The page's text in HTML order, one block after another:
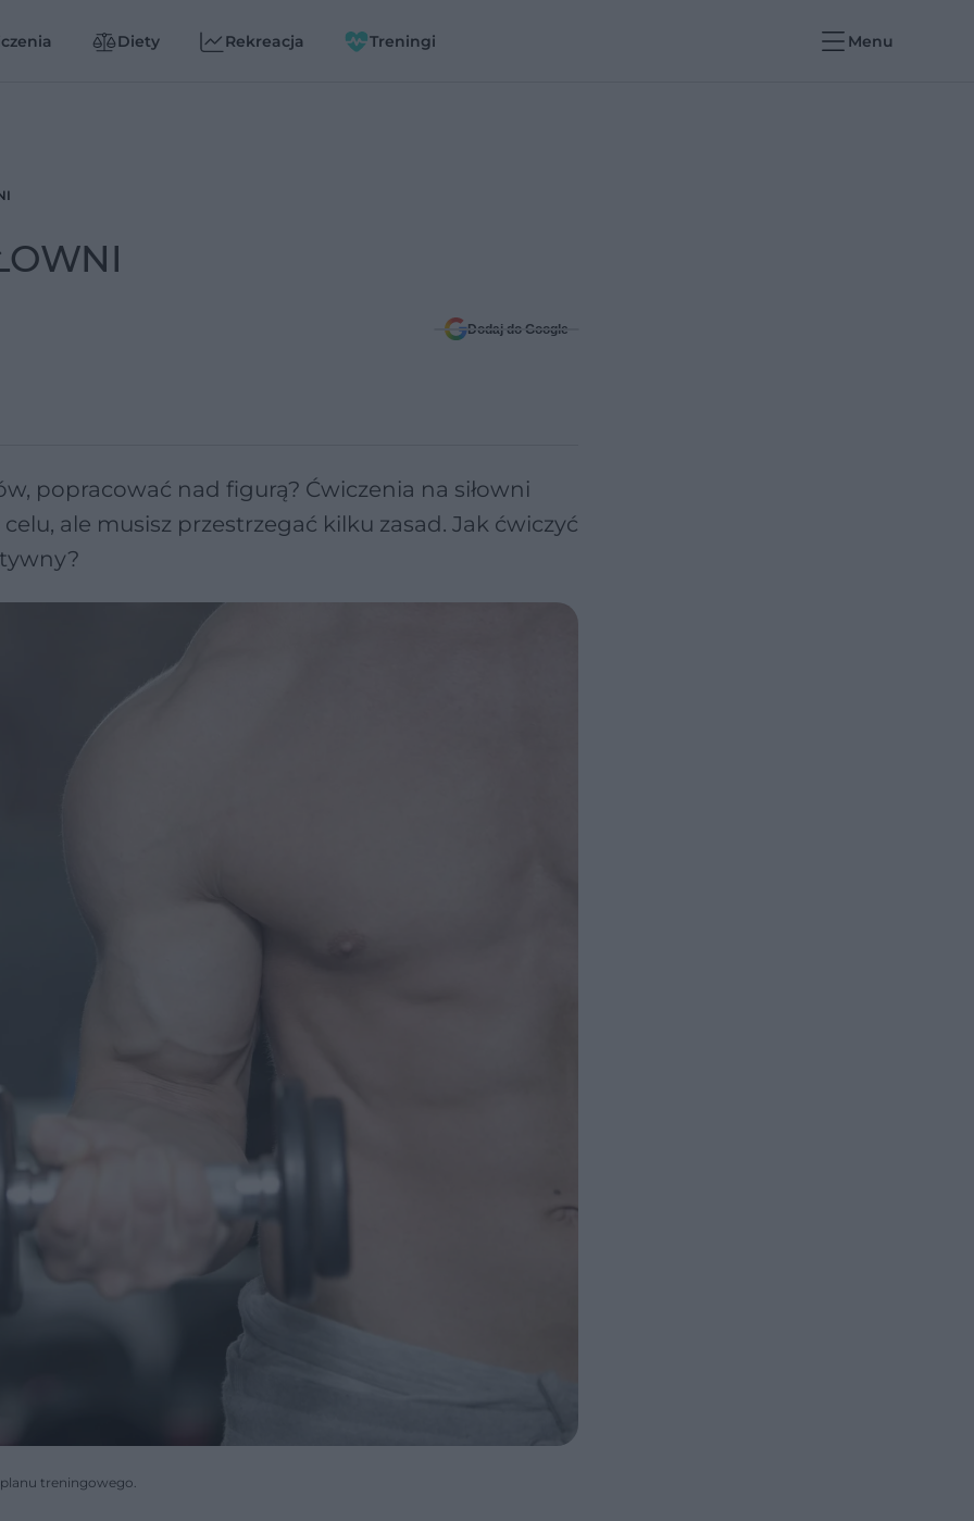
Diety Rekreacja Treningi Menu
Dodaj do Google
popracować nad figurą? Ćwiczenia na siłowni
ale musisz przestrzegać kilku zasad. Jak ćwiczyć
treningowego.